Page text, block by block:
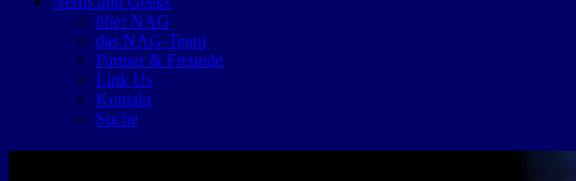
über NAG
das NAG-Team
Partner & Freunde
Link Us
Kontakt
Suche